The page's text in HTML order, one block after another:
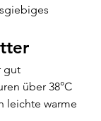
gut
über 38°C
leichte warme